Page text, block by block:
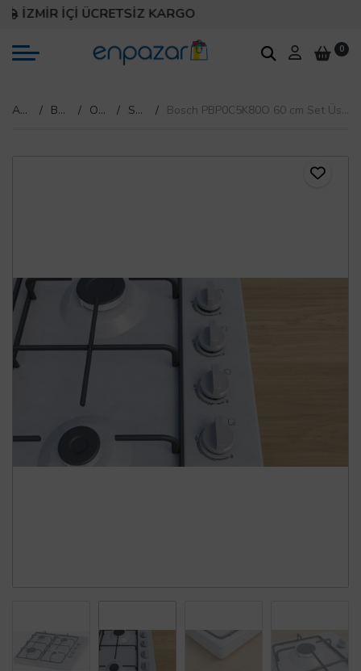
İZMİR İÇİ ÜCRETSİZ KARGO
0
Anasayfa Beyaz Eşya Ocak Solo Ocak Bosch PBP0C5K80O 60 cm Set Üstü Ocak